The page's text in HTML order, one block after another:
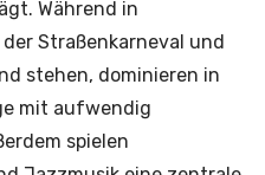
Während in
Straßenkarneval und
stehen, dominieren in
mit aufwendig
spielen